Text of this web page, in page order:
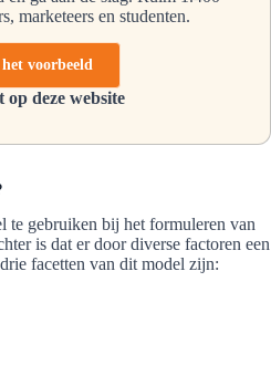
marketeers en studenten.
voorbeeld
op deze website
te gebruiken bij het formuleren van
is dat er door diverse factoren een
facetten van dit model zijn: